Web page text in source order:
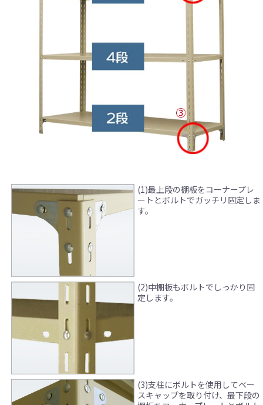
(1)最上段の棚板をコーナープレ
ートとボルトでガッチリ固定しま
す。
(2)中棚板もボルトでしっかり固
定します。
(3)支柱にボルトを使用してベー
スキャップを取り付け、最下段の